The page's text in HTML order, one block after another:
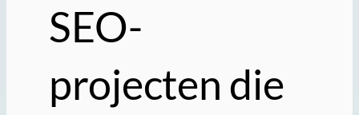
SEO-
projecten die